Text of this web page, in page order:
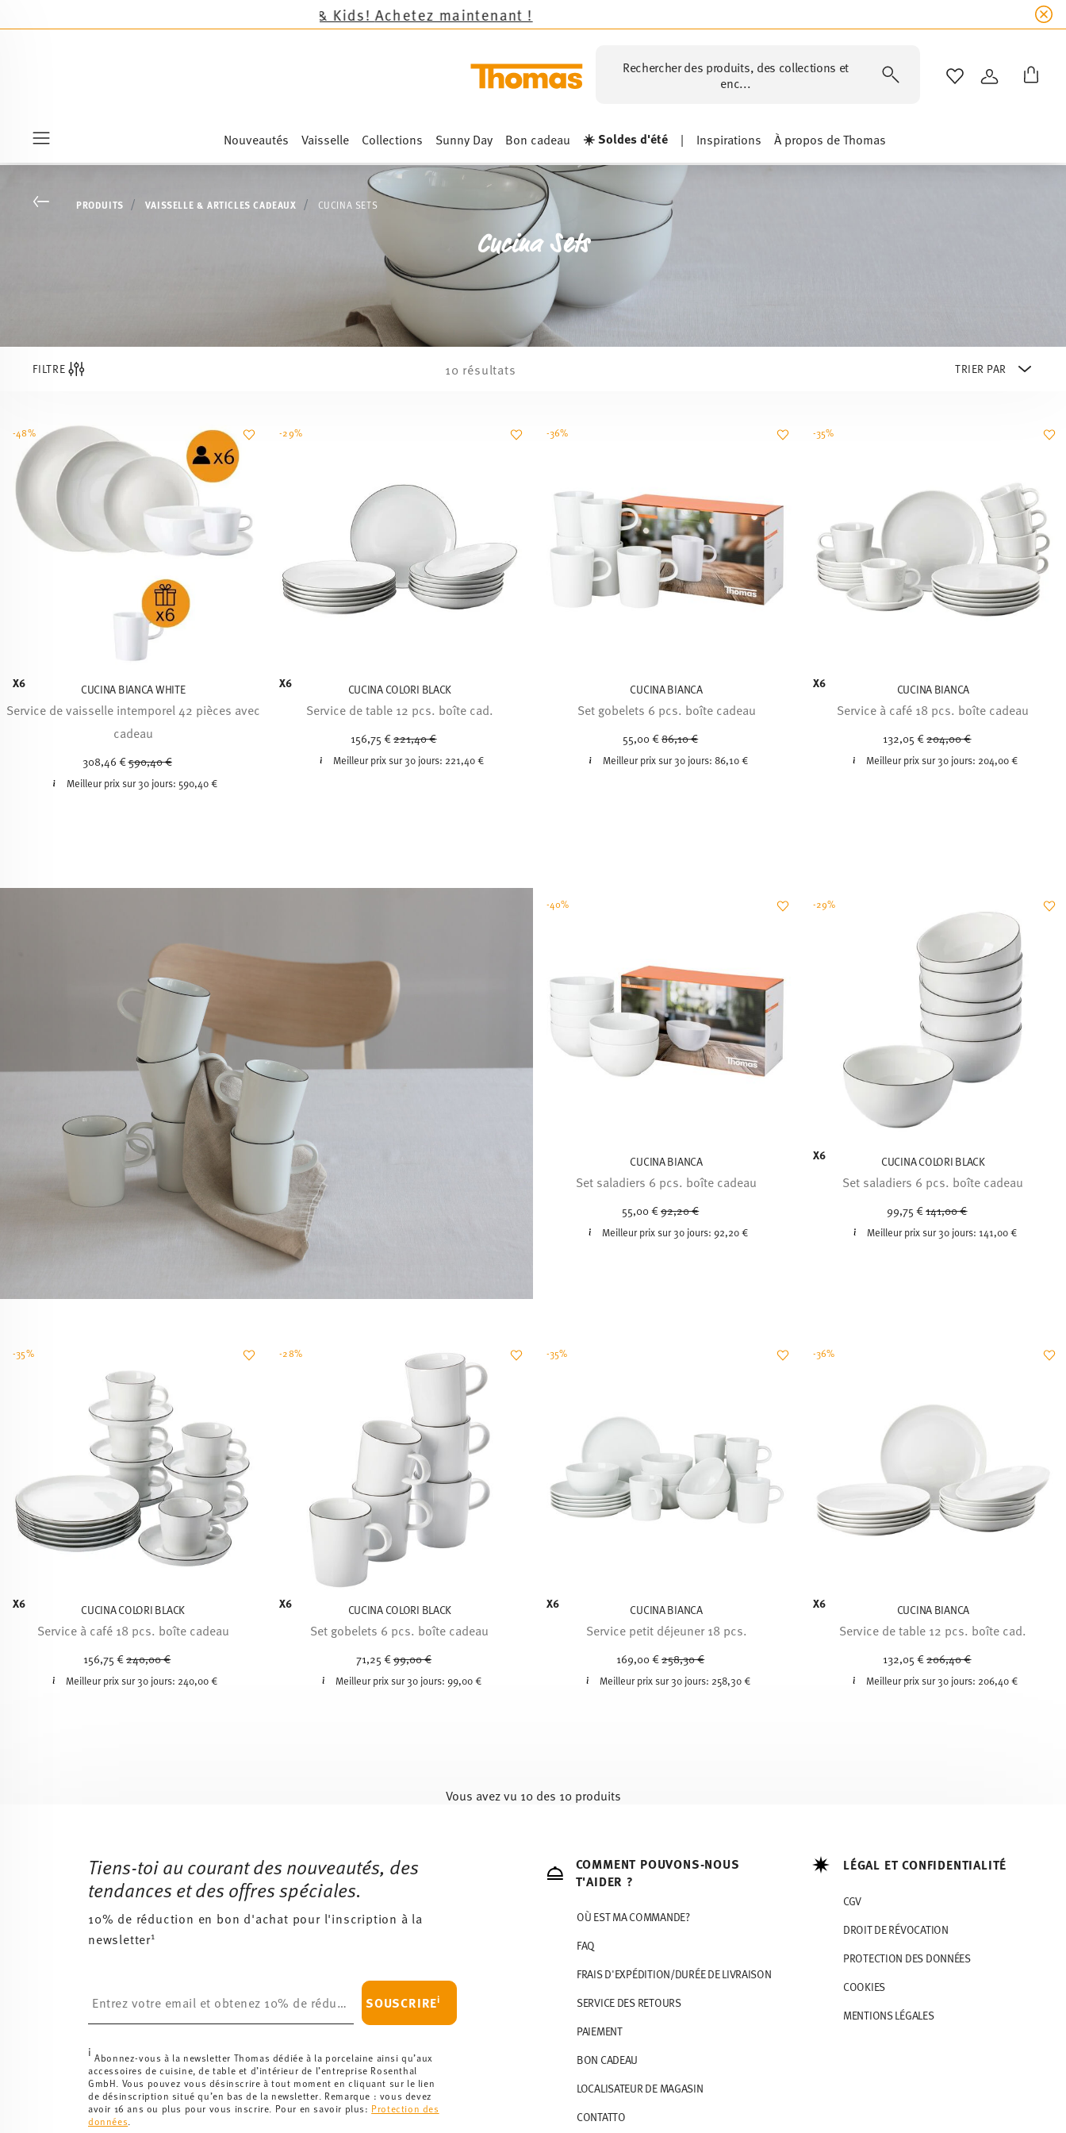
Achetez maintenant !
Rechercher des produits, des collections et
enc...
LISTE DECONNEXION
Nouveautés Vaisselle Collections Sunny Day Bon cadeau ☀️ Soldes d'été | Inspirations À propos de Thomas
Go backPRODUITS VAISSELLE & ARTICLES CADEAUX CUCINA SETS
Cucina Sets
FILTRE 10 résultats
X6 CUCINA BIANCA WHITE
Service de vaisselle intemporel 42 pièces avec
cadeau
308,46 € Price reduced from
590,40 €to
Meilleur prix sur 30 jours: 590,40 €
-48%
X6 CUCINA COLORI BLACK
Service de table 12 pcs. boîte cad.
156,75 € Price reduced from
221,40 €
Meilleur prix sur 30 jours: 221,40 €
-29%
CUCINA BIANCA
Set gobelets 6 pcs. boîte cadeau
55,00 €Price reduced from
86,10 €
Meilleur prix sur 30 jours: 86,10 €
-36%
X6 CUCINA BIANCA
Service à café 18 pcs. boîte cadeau
132,05 € Price reduced from
204,00 €
Meilleur prix sur 30 jours: 204,00 €
-35%
CUCINA BIANCA
Set saladiers 6 pcs. boîte cadeau
55,00 € Price reduced from
92,20 €
Meilleur prix sur 30 jours: 92,20 €
-40%
X6 CUCINA COLORI BLACK
Set saladiers 6 pcs. boîte cadeau
99,75 € Price reduced from
141,00 €
Meilleur prix sur 30 jours:141,00 €
-29%
X6 CUCINA COLORI BLACK
Service à café 18 pcs. boîte cadeau
156,75 € Price reduced from
240,00 €
Meilleur prix sur 30 jours: 240,00 €
-35%
X6 CUCINA COLORI BLACK
Set gobelets 6 pcs. boîte cadeau
71,25 € Price reduced from
99,00 €to
Meilleur prix sur 30 jours: 99,00 €
-28%
X6 CUCINA BIANCA
Service petit déjeuner 18 pcs.
169,00 € Price reduced from
258,30 €
Meilleur prix sur 30 jours: 258,30 €
-35%
X6 CUCINA BIANCA
Service de table 12 pcs. boîte cad.
132,05 € Price reduced from
206,40 €
Meilleur prix sur 30 jours: 206,40 €
-36%
Vous avez vu 10 des 10 produits
Tiens-toi au courant des nouveautés, des
tendances et des offres spéciales.
10% de réduction en bon d'achat pour l'inscription à la
newsletter1
SOUSCRIREi
i Abonnez-vous à la newsletter Thomas dédiée à la porcelaine ainsi qu’aux
accessoires de cuisine, de table et d’intérieur de l’entreprise Rosenthal
GmbH. Vous pouvez vous désinscrire à tout moment en cliquant sur le lien
de désinscription situé qu’en bas de la newsletter. Remarque : vous devez
avoir 16 ans ou plus pour vous inscrire. Pour en savoir plus: Protection des
données
COMMENT POUVONS-NOUS
T'AIDER ?
OÙ EST MA COMMANDE?
FAQ
FRAIS D'EXPÉDITION/DURÉE DE LIVRAISON
SERVICE DES RETOURS
PAIEMENT
BON CADEAU
LOCALISATEUR DE MAGASIN
CONTATTO
LÉGAL ET CONFIDENTIALITÉ
CGV
DROIT DE RÉVOCATION
PROTECTION DES DONNÉES
COOKIES
MENTIONS LÉGALES